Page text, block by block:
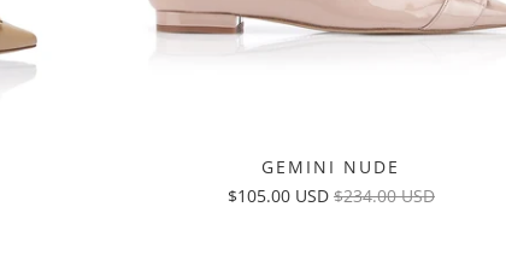
GEMINI NUDE
$105.00 USD $234.00 USD